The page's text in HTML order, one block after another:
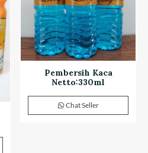
Pembersih Kaca
Netto:330ml
Chat Seller